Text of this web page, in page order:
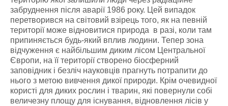
забруднення після аварії 1986 року. Цей випадок
перетворився на світовий взірець того, як на певній
території може відновитися природа в разі, коли там
припиняється будь-який вплив людини. Тепер зона
відчуження є найбільшим диким лісом Центральної
Європи, на її території створено біосферний
заповідник і безліч науковців прагнуть потрапити до
нього з метою вивчення дикої природи. Крім очевидної
користі для диких рослин і тварин, які повернули собі
величезну площу для існування, відновлення лісів у